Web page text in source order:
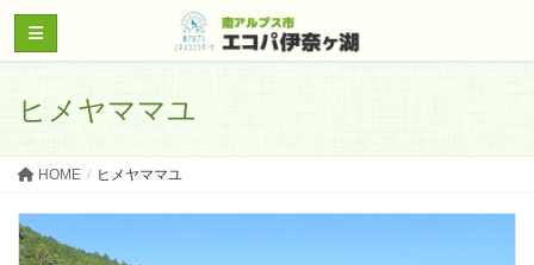
ヒメヤママユ
HOME ヒメヤママユ